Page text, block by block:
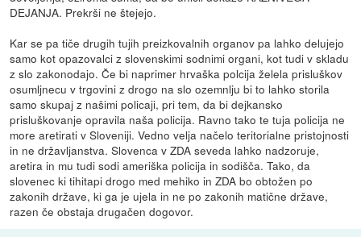
DEJANJA. Prekrši ne štejejo.
Kar se pa tiče drugih tujih preizkovalnih organov pa lahko delujejo
samo kot opazovalci z slovenskimi sodnimi organi, kot tudi v skladu
z slo zakonodajo. Če bi naprimer hrvaška polcija želela prisluškov
osumljnecu v trgovini z drogo na slo ozemnlju bi to lahko storila
samo skupaj z našimi policaji, pri tem, da bi dejkansko
prisluškovanje opravila naša policija. Ravno tako te tuja policija ne
more aretirati v Sloveniji. Vedno velja načelo teritorialne pristojnosti
in ne državljanstva. Slovenca v ZDA seveda lahko nadzoruje,
aretira in mu tudi sodi ameriška policija in sodišča. Tako, da
slovenec ki tihitapi drogo med mehiko in ZDA bo obtožen po
zakonih države, ki ga je ujela in ne po zakonih matične države,
razen če obstaja drugačen dogovor.